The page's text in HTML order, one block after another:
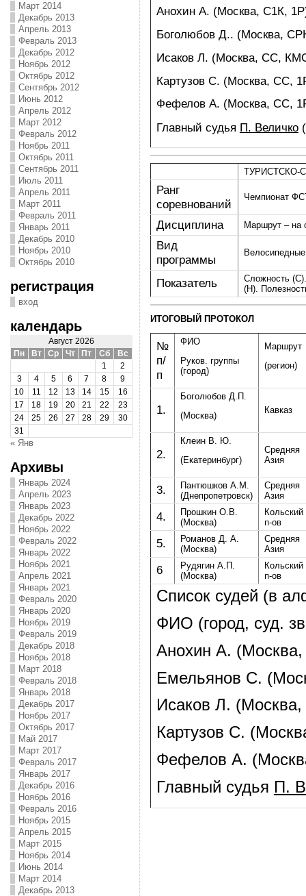
Март 2014
Декабрь 2013
Апрель 2013
Февраль 2013
Декабрь 2012
Ноябрь 2012
Октябрь 2012
Сентябрь 2012
Июнь 2012
Апрель 2012
Март 2012
Февраль 2012
Ноябрь 2011
Октябрь 2011
Сентябрь 2011
Июль 2011
Апрель 2011
Март 2011
Февраль 2011
Январь 2011
Декабрь 2010
Ноябрь 2010
Октябрь 2010
регистрация
вход
календарь
Август 2026
Пн
Вт Ср Чт Пт Сб
Вс
1
2
3
4 5 6 7 8
9
10
11 12 13 14 15
16
17
18 19 20 21 22
23
24
25 26 27 28 29
30
31
« Янв
Архивы
Январь 2024
Апрель 2023
Январь 2023
Декабрь 2022
Ноябрь 2022
Февраль 2022
Январь 2022
Ноябрь 2021
Апрель 2021
Январь 2021
Февраль 2020
Январь 2020
Ноябрь 2019
Февраль 2019
Декабрь 2018
Ноябрь 2018
Март 2018
Февраль 2018
Январь 2018
Декабрь 2017
Ноябрь 2017
Октябрь 2017
Май 2017
Март 2017
Февраль 2017
Январь 2017
Декабрь 2016
Ноябрь 2016
Февраль 2016
Ноябрь 2015
Апрель 2015
Март 2015
Ноябрь 2014
Июнь 2014
Март 2014
Декабрь 2013
Анохин А. (Москва, С1К,
Боголюбов Д.. (Москва,
Исаков Л. (Москва, СС,
Картузов С. (Москва, СС,
Фефелов А. (Москва, СС,
Главный судья П. Величко
Ранг
соревнований
Чемпионат
Дисциплина Маршрут – на
Вид
программы
Показатель
Сложность
(Н).
ИТОГОВЫЙ ПРОТОКОЛ
№
п/
п
ФИО
Руков. группы
(город)
Маршрут
(регион)
1.
Боголюбов Д.П.
(Москва)
Кавказ
2.
Клеин В. Ю.
(Екатеринбург)
Средняя
Азия
3.
Пантюшков А.М.
(Днепропетровск)
Средняя
Азия
4.
Прошкин О.В.
(Москва)
Кольский
п-ов
5.
Романов Д. А.
(Москва)
Средняя
Азия
6
Рудягин А.П.
(Москва)
Кольский
п-ов
Список судей (в
ФИО (город, суд.
Анохин А.
Емельянов С.
Исаков Л.
Картузов С.
Фефелов А.
Главный судья П.